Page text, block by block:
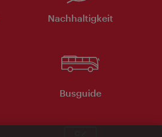
Nachhaltigkeit
Busguide